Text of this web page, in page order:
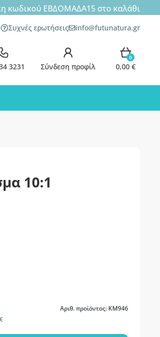
κωδικού ΕΒΔΟΜΑΔΑ15στο καλάθι
Συχνές ερωτήσεις info@futunatura.gr
3231 Σύνδεση προφίλ
0
0,00 €
10:1
Αριθ. προϊόντος: KM946